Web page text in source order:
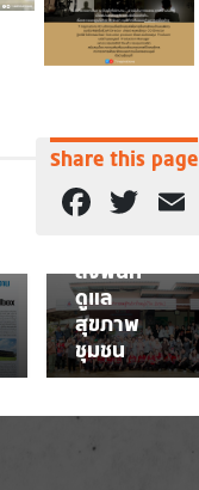
Share this page
Facebook
Twitter
สจล.
ชุมพร
สุขภาพ
เดินหน้า
โครงการ
“Living
ลงพื้นที่
ดูแล
สุขภาพ
ชุมชน